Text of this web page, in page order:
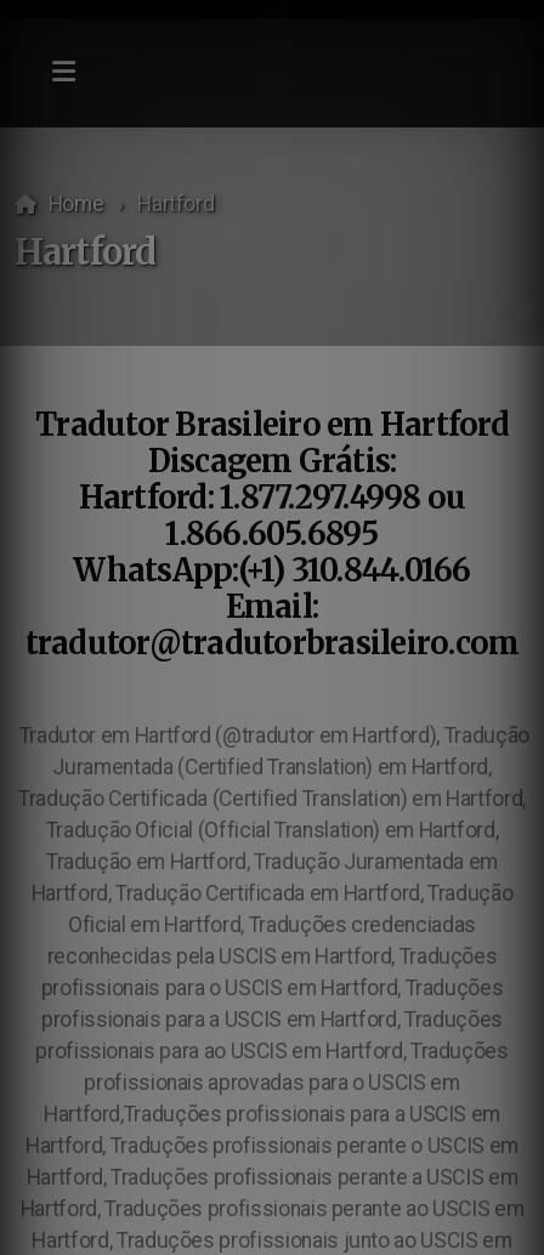
Home Hartford
Hartford
Tradutor Brasileiro em Hartford
Discagem Grátis:
Hartford: 1.877.297.4998 ou
1.866.605.6895
WhatsApp:(+1) 310.844.0166
Email:
tradutor@tradutorbrasileiro.com
Tradutor em Hartford (@tradutor em Hartford), Tradução
Juramentada (Certified Translation) em Hartford,
Tradução Certificada (Certified Translation) em Hartford,
Tradução Oficial (Official Translation) em Hartford,
Tradução em Hartford, Tradução Juramentada em
Hartford, Tradução Certificada em Hartford, Tradução
Oficial em Hartford, Traduções credenciadas
reconhecidas pela USCIS em Hartford, Traduções
profissionais para o USCIS em Hartford, Traduções
profissionais para a USCIS em Hartford, Traduções
profissionais para ao USCIS em Hartford, Traduções
profissionais aprovadas para o USCIS em
Hartford,Traduções profissionais para a USCIS em
Hartford, Traduções profissionais perante o USCIS em
Hartford, Traduções profissionais perante a USCIS em
Hartford, Traduções profissionais perante ao USCIS em
Hartford, Traduções profissionais junto ao USCIS em